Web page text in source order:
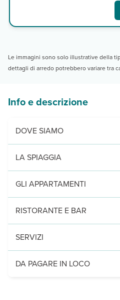
Le immagini sono solo illustrative della
dettagli di arredo potrebbero variare tra
Info e descrizione
DOVE SIAMO
350 m dalla spiaggia Pinus
LA SPIAGGIA
spiagge di sabbia chiarissima e
GLI APPARTAMENTI
ubicati a piano terra con patio,
RISTORANTE E BAR
ristorante e bar (apertura a
SERVIZI
ufficio ricevimento, area
DA PAGARE IN LOCO